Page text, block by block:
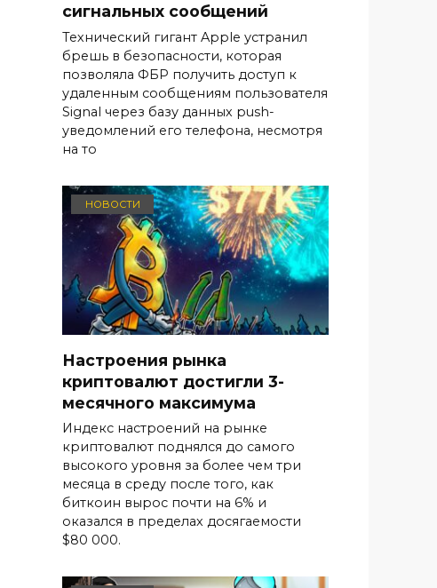
сигнальных сообщений
Технический гигант Apple устранил
брешь в безопасности, которая
позволяла ФБР получить доступ к
удаленным сообщениям пользователя
Signal через базу данных push-
уведомлений его телефона, несмотря
на то
НОВОСТИ
Настроения рынка
криптовалют достигли 3-
месячного максимума
Индекс настроений на рынке
криптовалют поднялся до самого
высокого уровня за более чем три
месяца в среду после того, как
биткоин вырос почти на 6% и
оказался в пределах досягаемости
$80 000.